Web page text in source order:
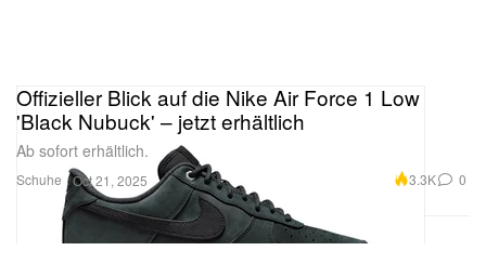
Schuhe
Offizieller Blick auf die Nike Air Force 1 Low
'Black Nubuck' – jetzt erhältlich
Ab sofort erhältlich.
Oct 21, 2025 3.3K 0